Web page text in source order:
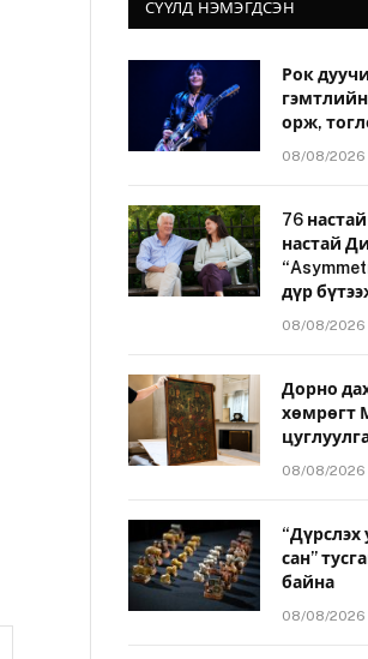
СҮҮЛД НЭМЭГДСЭН
Рок
орж,
08/08/2026
76
настай
дүр
08/08/2026
Дорно
хөмрөгт
08/08/2026
сан”
байна
08/08/2026